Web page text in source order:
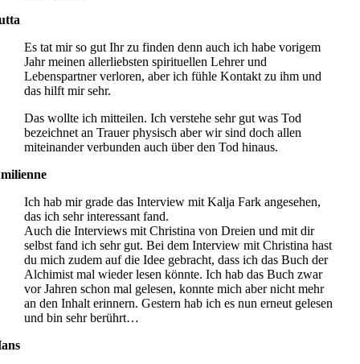
Es tat mir so gut Ihr zu finden denn auch ich habe vorigem
Jahr meinen allerliebsten spirituellen Lehrer und
Lebenspartner verloren, aber ich fühle Kontakt zu ihm und
das hilft mir sehr.
Das wollte ich mitteilen. Ich verstehe sehr gut was Tod
bezeichnet an Trauer physisch aber wir sind doch allen
miteinander verbunden auch über den Tod hinaus.
Ich hab mir grade das Interview mit Kalja Fark angesehen,
das ich sehr interessant fand.
Auch die Interviews mit Christina von Dreien und mit dir
selbst fand ich sehr gut. Bei dem Interview mit Christina hast
du mich zudem auf die Idee gebracht, dass ich das Buch der
Alchimist mal wieder lesen könnte. Ich hab das Buch zwar
vor Jahren schon mal gelesen, konnte mich aber nicht mehr
an den Inhalt erinnern. Gestern hab ich es nun erneut gelesen
und bin sehr berührt…